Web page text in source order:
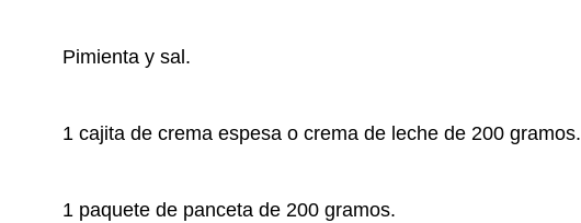
Pimienta y sal.
1 cajita de crema espesa o crema de leche de 200 gramos.
1 paquete de panceta de 200 gramos.